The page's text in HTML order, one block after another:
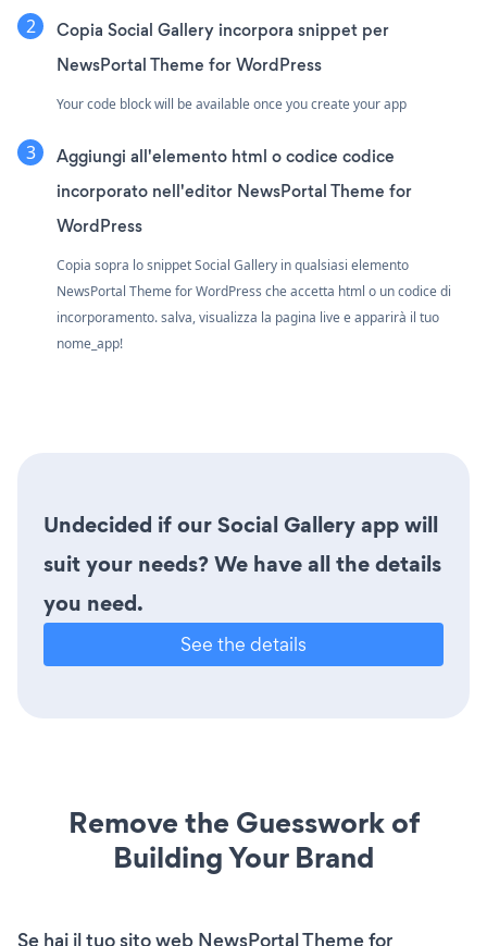
Copia Social Gallery incorpora snippet per
NewsPortal Theme for WordPress
Your code block will be available once you create your app
Aggiungi all'elemento html o codice codice
incorporato nell'editor NewsPortal Theme for
WordPress
Copia sopra lo snippet Social Gallery in qualsiasi elemento
NewsPortal Theme for WordPress che accetta html o un codice di
incorporamento. salva, visualizza la pagina live e apparirà il tuo
nome_app!
Undecided if our Social Gallery app will
suit your needs? We have all the details
you need.
See the details
Remove the Guesswork of
Building Your Brand
Se hai il tuo sito web NewsPortal Theme for